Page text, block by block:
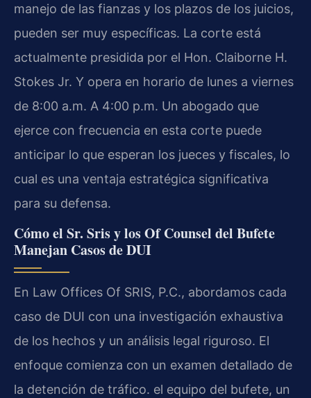
manejo de las fianzas y los plazos de los juicios,
pueden ser muy específicas. La corte está
actualmente presidida por el Hon. Claiborne H.
Stokes Jr. Y opera en horario de lunes a viernes
de 8:00 a.m. A 4:00 p.m. Un abogado que
ejerce con frecuencia en esta corte puede
anticipar lo que esperan los jueces y fiscales, lo
cual es una ventaja estratégica significativa
para su defensa.
Cómo el Sr. Sris y los Of Counsel del Bufete
Manejan Casos de DUI
En Law Offices Of SRIS, P.C., abordamos cada
caso de DUI con una investigación exhaustiva
de los hechos y un análisis legal riguroso. El
enfoque comienza con un examen detallado de
la detención de tráfico. el equipo del bufete, un